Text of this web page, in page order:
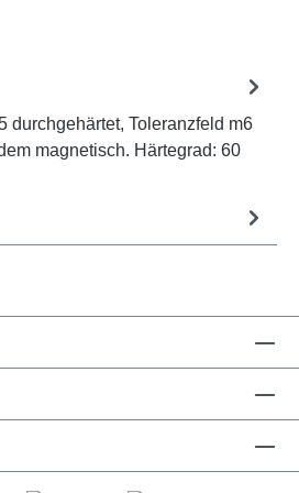
durchgehärtet, Toleranzfeld m6
magnetisch. Härtegrad: 60